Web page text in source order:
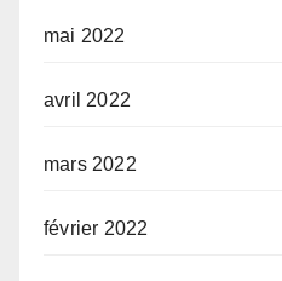
mai 2022
avril 2022
mars 2022
février 2022